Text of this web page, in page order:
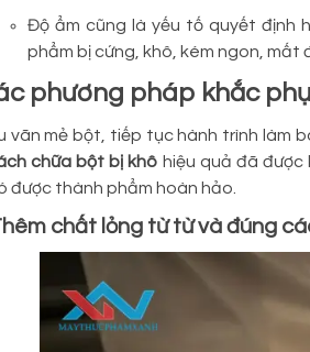
Độ ẩm cũng là yếu tố quyết định
phẩm bị cứng, khô, kém ngon, mất
phương pháp khắc
vãn mẻ bột, tiếp tục hành trình làm
chữa bột bị khô hiệu quả đã được
được thành phẩm hoàn hảo.
chất lỏng từ từ và đúng